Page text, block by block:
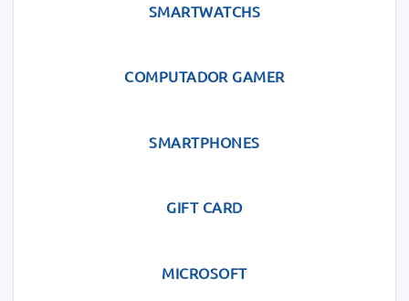
SMARTWATCHS
COMPUTADOR GAMER
SMARTPHONES
GIFT CARD
MICROSOFT